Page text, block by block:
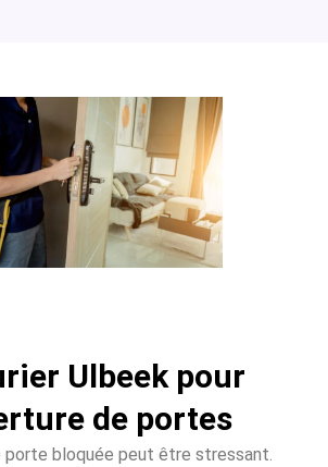
Ulbeek pour
de portes
porte bloquée peut être stressant.